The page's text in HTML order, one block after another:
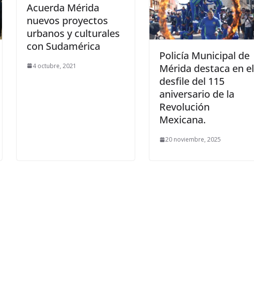
Acuerda Mérida
nuevos proyectos
urbanos y culturales
con Sudamérica
4 octubre, 2021
Policía Municipal de
Mérida destaca en el
desfile del 115
aniversario de la
Revolución
Mexicana.
20 noviembre, 2025